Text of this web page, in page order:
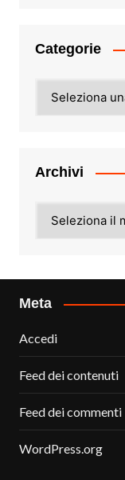
Categorie
Archivi
Meta
Accedi
Feed dei contenuti
Feed dei commenti
WordPress.org